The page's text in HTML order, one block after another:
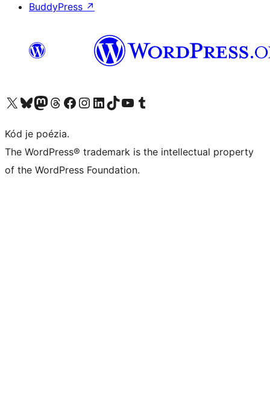
BuddyPress ↗
Navštívte náš účet na X (predtým Twitter)
Navštívte náš účet na platforme Bluesky
Navštívte náš účet na Mastodone
Navštívte náš účet na platforme Threads
Navštívte našu stránku na Facebooku
Navštívte náš účet Instagram
Navštívte náš účet LinkedIn
Navštívte náš účet na platforme TikTok
Navštívte náš kanál YouTube
Navštívte náš účet na platforme Tumblr
Kód je poézia.
The WordPress® trademark is the intellectual property
of the WordPress Foundation.